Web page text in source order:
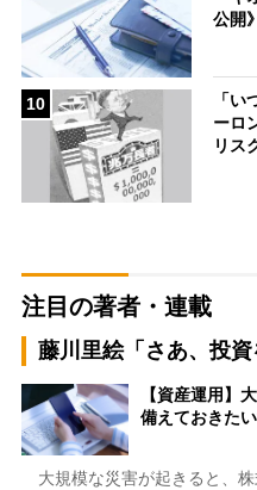
公開
10
「
ーロ
リス
注目の著者・連載
藤川里絵「さあ、投資
【資産運用】
備えておきた
大規模な災害が起きると、